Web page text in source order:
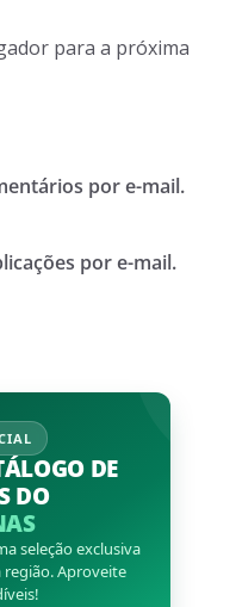
para a próxima
por e-mail.
por e-mail.
DE
DO
seleção exclusiva
Aproveite